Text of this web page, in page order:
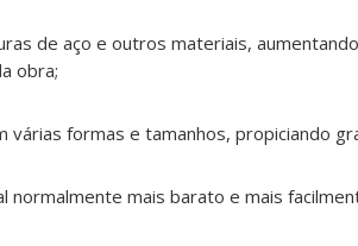
de aço e outros materiais,
obra;
várias formas e tamanhos, propiciando
normalmente mais barato e mais